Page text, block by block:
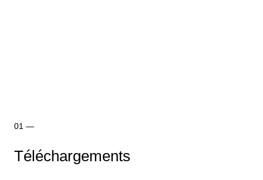
Téléchargements